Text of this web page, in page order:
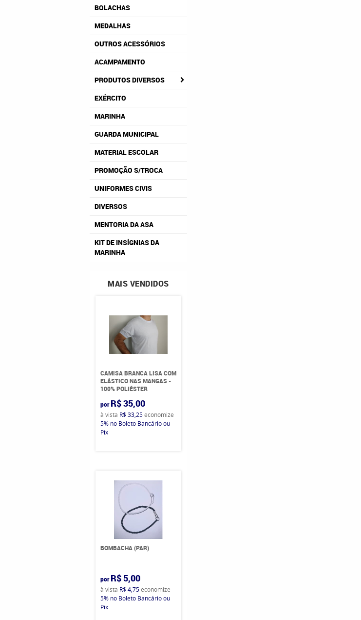
BOLACHAS
MEDALHAS
OUTROS ACESSÓRIOS
ACAMPAMENTO
PRODUTOS DIVERSOS
EXÉRCITO
MARINHA
GUARDA MUNICIPAL
MATERIAL ESCOLAR
PROMOÇÃO S/TROCA
UNIFORMES CIVIS
DIVERSOS
MENTORIA DA ASA
KIT DE INSÍGNIAS DA
MARINHA
MAIS VENDIDOS
CAMISA BRANCA LISA COM
ELÁSTICO NAS MANGAS -
100% POLIÉSTER
por R$ 35,00
à vista R$ 33,25economize
5% no Boleto Bancário ou
Pix
BOMBACHA (PAR)
por R$ 5,00
à vista R$ 4,75economize
5% no Boleto Bancário ou
Pix